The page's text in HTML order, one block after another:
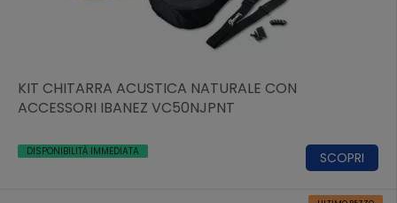
KIT CHITARRA ACUSTICA NATURALE CON
ACCESSORI IBANEZ VC50NJPNT
DISPONIBILITÀ IMMEDIATA SCOPRI